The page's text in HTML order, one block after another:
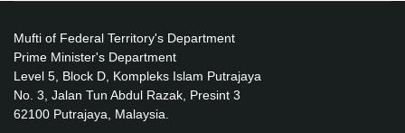
Mufti of Federal Territory's Department
Prime Minister's Department
Level 5, Block D, Kompleks Islam Putrajaya
No. 3, Jalan Tun Abdul Razak, Presint 3
62100 Putrajaya, Malaysia.